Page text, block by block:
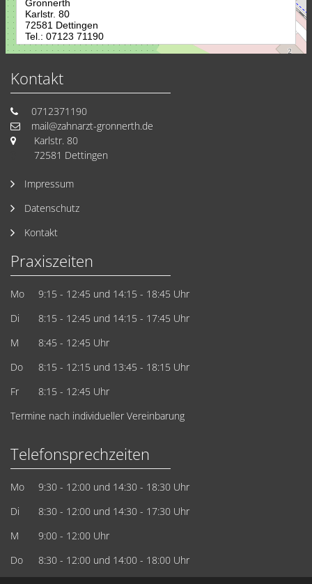
Kontakt
0712371190
mail@zahnarzt-gronnerth.de
Karlstr. 80
72581 Dettingen
Impressum
Datenschutz
Kontakt
Praxiszeiten
Mo
Di
M
Do
Fr
9:15 - 12:45 und 14:15 - 18:45 Uhr
8:15 - 12:45 und 14:15 - 17:45 Uhr
8:45 - 12:45 Uhr
8:15 - 12:15 und 13:45 - 18:15 Uhr
8:15 - 12:45 Uhr
Termine nach individueller Vereinbarung
Telefonsprechzeiten
Mo
Di
M
Do
9:30 - 12:00 und 14:30 - 18:30 Uhr
8:30 - 12:00 und 14:30 - 17:30 Uhr
9:00 - 12:00 Uhr
8:30 - 12:00 und 14:00 - 18:00 Uhr